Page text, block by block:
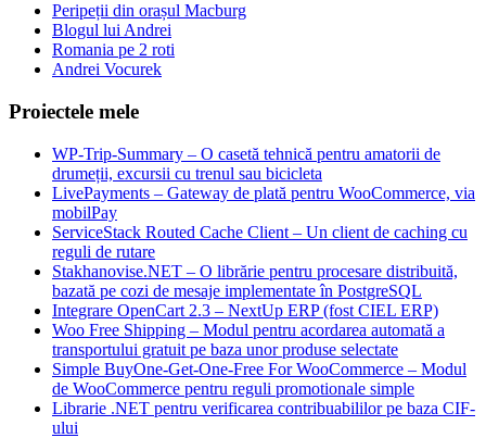
Peripeții din orașul Macburg
Blogul lui Andrei
Romania pe 2 roti
Andrei Vocurek
Proiectele mele
WP-Trip-Summary – O casetă tehnică pentru amatorii de
drumeții, excursii cu trenul sau bicicleta
LivePayments – Gateway de plată pentru WooCommerce, via
mobilPay
ServiceStack Routed Cache Client – Un client de caching cu
reguli de rutare
Stakhanovise.NET – O librărie pentru procesare distribuită,
bazată pe cozi de mesaje implementate în PostgreSQL
Integrare OpenCart 2.3 – NextUp ERP (fost CIEL ERP)
Woo Free Shipping – Modul pentru acordarea automată a
transportului gratuit pe baza unor produse selectate
Simple BuyOne-Get-One-Free For WooCommerce – Modul
de WooCommerce pentru reguli promotionale simple
Librarie .NET pentru verificarea contribuabililor pe baza CIF-
ului